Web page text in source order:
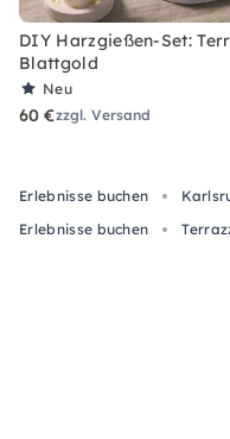
DIY Harzgießen-Set:
Blattgold
Neu
60 €zzgl. Versand
Erlebnisse buchen
Erlebnisse buchen